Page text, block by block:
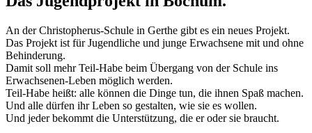
An der Christopherus-Schule in Gerthe gibt es ein neues Projekt.
Das Projekt ist für Jugendliche und junge Erwachsene mit und ohne
Behinderung.
Damit soll mehr Teil-Habe beim Übergang von der Schule ins
Erwachsenen-Leben möglich werden.
Teil-Habe heißt: alle können die Dinge tun, die ihnen Spaß machen.
Und alle dürfen ihr Leben so gestalten, wie sie es wollen.
Und jeder bekommt die Unterstützung, die er oder sie braucht.